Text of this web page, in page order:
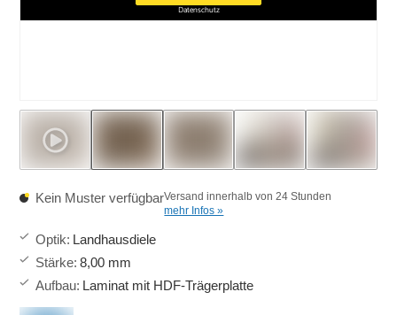
Datenschutz
Kein Muster verfügbarVersand innerhalb von 24 Stunden
mehr Infos »
Optik: Landhausdiele
Stärke: 8,00 mm
Aufbau: Laminat mit HDF-Trägerplatte